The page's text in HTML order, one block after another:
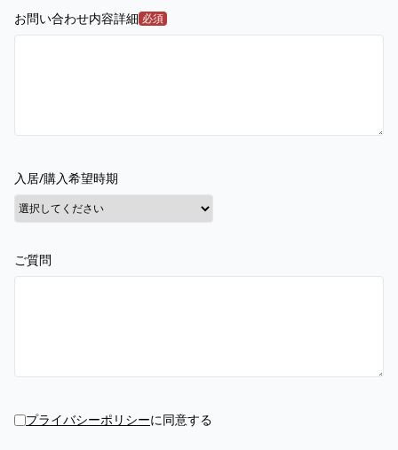
お問い合わせ内容詳細 必須
入居/購入希望時期
ご質問
プライバシーポリシーに同意する